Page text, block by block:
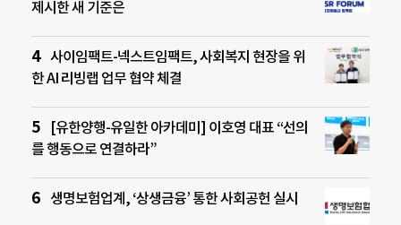
제시한 새 기준은
사이임팩트-넥스트임팩트, 사회복지 현장을 위
한 AI 리빙랩 업무 협약 체결
[유한양행-유일한 아카데미] 이호영 대표 “선의
를 행동으로 연결하라”
생명보험업계, ‘상생금융’ 통한 사회공헌 실시